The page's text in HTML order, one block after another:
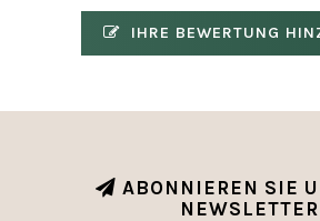
IHRE BEWERTUNG
ABONNIEREN SIE
NEWSLETTER